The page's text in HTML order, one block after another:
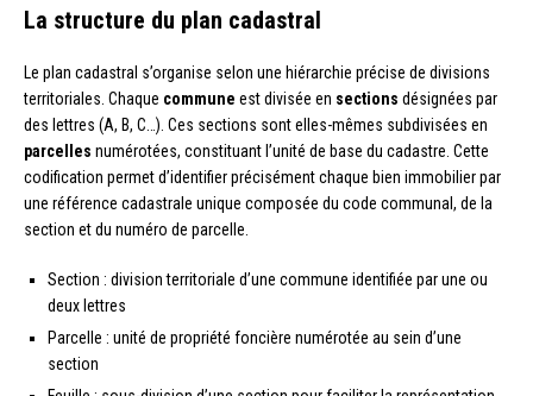
La structure du plan cadastral
Le plan cadastral s’organise selon une hiérarchie précise de divisions
territoriales. Chaque commune est divisée en sections désignées par
des lettres (A, B, C…). Ces sections sont elles-mêmes subdivisées en
parcelles numérotées, constituant l’unité de base du cadastre. Cette
codification permet d’identifier précisément chaque bien immobilier par
une référence cadastrale unique composée du code communal, de la
section et du numéro de parcelle.
Section : division territoriale d’une commune identifiée par une ou
deux lettres
Parcelle : unité de propriété foncière numérotée au sein d’une
section